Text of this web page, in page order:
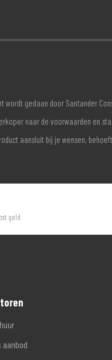
gedaan door Santander
naar de voorwaarden en
aansluit bij je wensen,
geld
aanbod